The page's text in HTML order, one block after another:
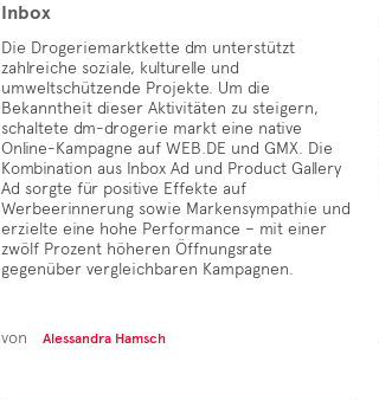
Inbox
Die Drogeriemarktkette dm unterstützt
zahlreiche soziale, kulturelle und
umweltschützende Projekte. Um die
Bekanntheit dieser Aktivitäten zu steigern,
schaltete dm-drogerie markt eine native
Online-Kampagne auf WEB.DE und GMX. Die
Kombination aus Inbox Ad und Product Gallery
Ad sorgte für positive Effekte auf
Werbeerinnerung sowie Markensympathie und
erzielte eine hohe Performance – mit einer
zwölf Prozent höheren Öffnungsrate
gegenüber vergleichbaren Kampagnen.
von Alessandra Hamsch